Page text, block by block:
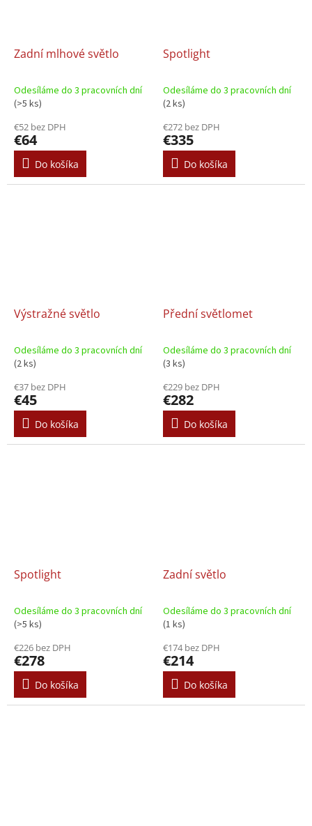
Zadní mlhové světlo
Odesíláme do 3 pracovních dní
(>5 ks)
€52 bez DPH
€64
Do košíka
Spotlight
Odesíláme do 3 pracovních dní
(2 ks)
€272 bez DPH
€335
Do košíka
Výstražné světlo
Odesíláme do 3 pracovních dní
(2 ks)
€37 bez DPH
€45
Do košíka
Přední světlomet
Odesíláme do 3 pracovních dní
(3 ks)
€229 bez DPH
€282
Do košíka
Spotlight
Odesíláme do 3 pracovních dní
(>5 ks)
€226 bez DPH
€278
Do košíka
Zadní světlo
Odesíláme do 3 pracovních dní
(1 ks)
€174 bez DPH
€214
Do košíka